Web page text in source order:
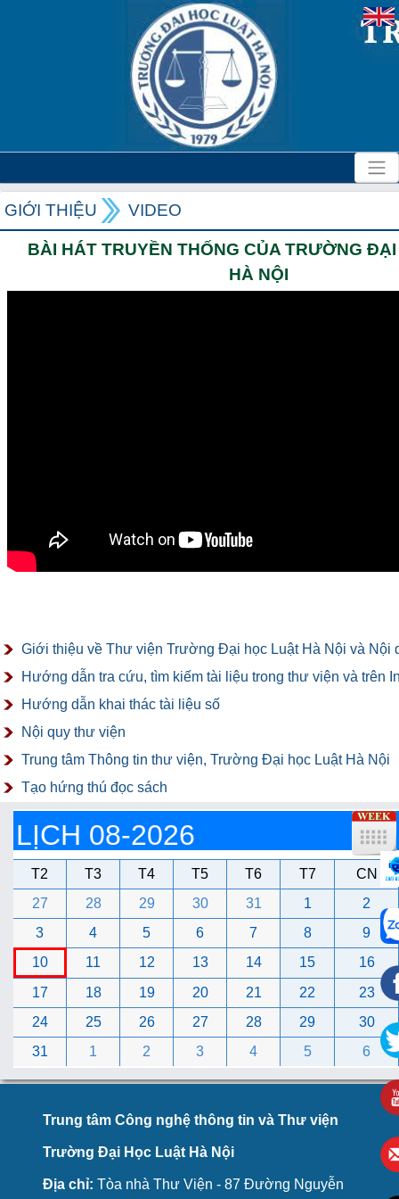
GIỚI THIỆU VIDEO
BÀI HÁT TRUYỀN THỐNG CỦA TRƯỜNG
HÀ NỘI
Giới thiệu về Thư viện Trường Đại học Luật Hà Nội và Nội
Hướng dẫn tra cứu, tìm kiếm tài liệu trong thư viện và trên
Hướng dẫn khai thác tài liệu số
Nội quy thư viện
Trung tâm Thông tin thư viện, Trường Đại học Luật Hà Nội
Tạo hứng thú đọc sách
LỊCH 08-2026
T2 T3 T4 T5 T6 T7
CN
27
28 29 30 31 1
2
3
4 5 6 7 8
9
10
11 12 13 14 15
16
17
18 19 20 21 22
23
24
25 26 27 28 29
30
31
1 2 3 4 5 6
Trung tâm Công nghệ thông tin và Thư viện
Trường Đại Học Luật Hà Nội
Địa chỉ: Tòa nhà Thư Viện - 87 Đường Nguyễn